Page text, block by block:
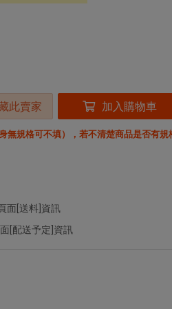
此賣家 加入購物車
無規格可不填），若不清楚商品是否有規
面[送料]資訊
[配送予定]資訊